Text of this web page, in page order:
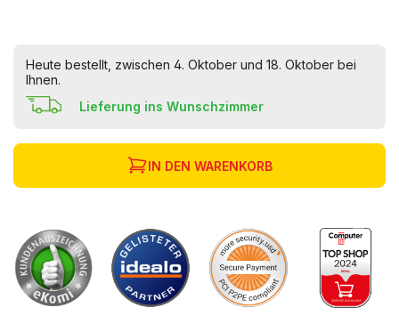
Heute bestellt, zwischen 4. Oktober und 18. Oktober bei
Ihnen.
Lieferung ins Wunschzimmer
IN DEN WARENKORB